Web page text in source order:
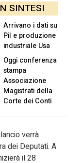
SINTESI
Arrivano i dati su
Pil e produzione
industriale Usa
Oggi conferenza
stampa
Associazione
Magistrati della
Corte dei Conti
verrà
dei Deputati. A
il 28